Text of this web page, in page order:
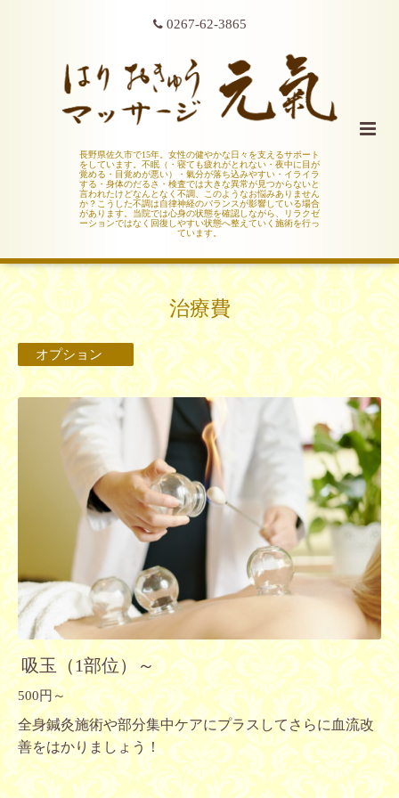
0267-62-3865
長野県佐久市で15年。女性の健やかな日々を支えるサポート
をしています。不眠（・寝ても疲れがとれない・夜中に目が
覚める・目覚めが悪い）・氣分が落ち込みやすい・イライラ
する・身体のだるさ・検査では大きな異常が見つからないと
言われたけどなんとなく不調、このようなお悩みありません
か？こうした不調は自律神経のバランスが影響している場合
があります。当院では心身の状態を確認しながら、リラクゼ
ーションではなく回復しやすい状態へ整えていく施術を行っ
ています。
治療費
オプション
吸玉（1部位）～
500円～
全身鍼灸施術や部分集中ケアにプラスしてさらに血流改
善をはかりましょう！